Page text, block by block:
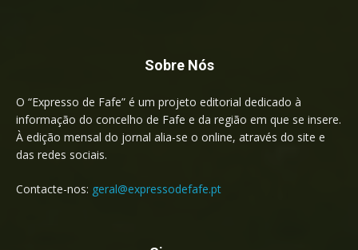
Sobre Nós
O “Expresso de Fafe” é um projeto editorial dedicado à
informação do concelho de Fafe e da região em que se insere.
À edição mensal do jornal alia-se o online, através do site e
das redes sociais.
Contacte-nos: geral@expressodefafe.pt